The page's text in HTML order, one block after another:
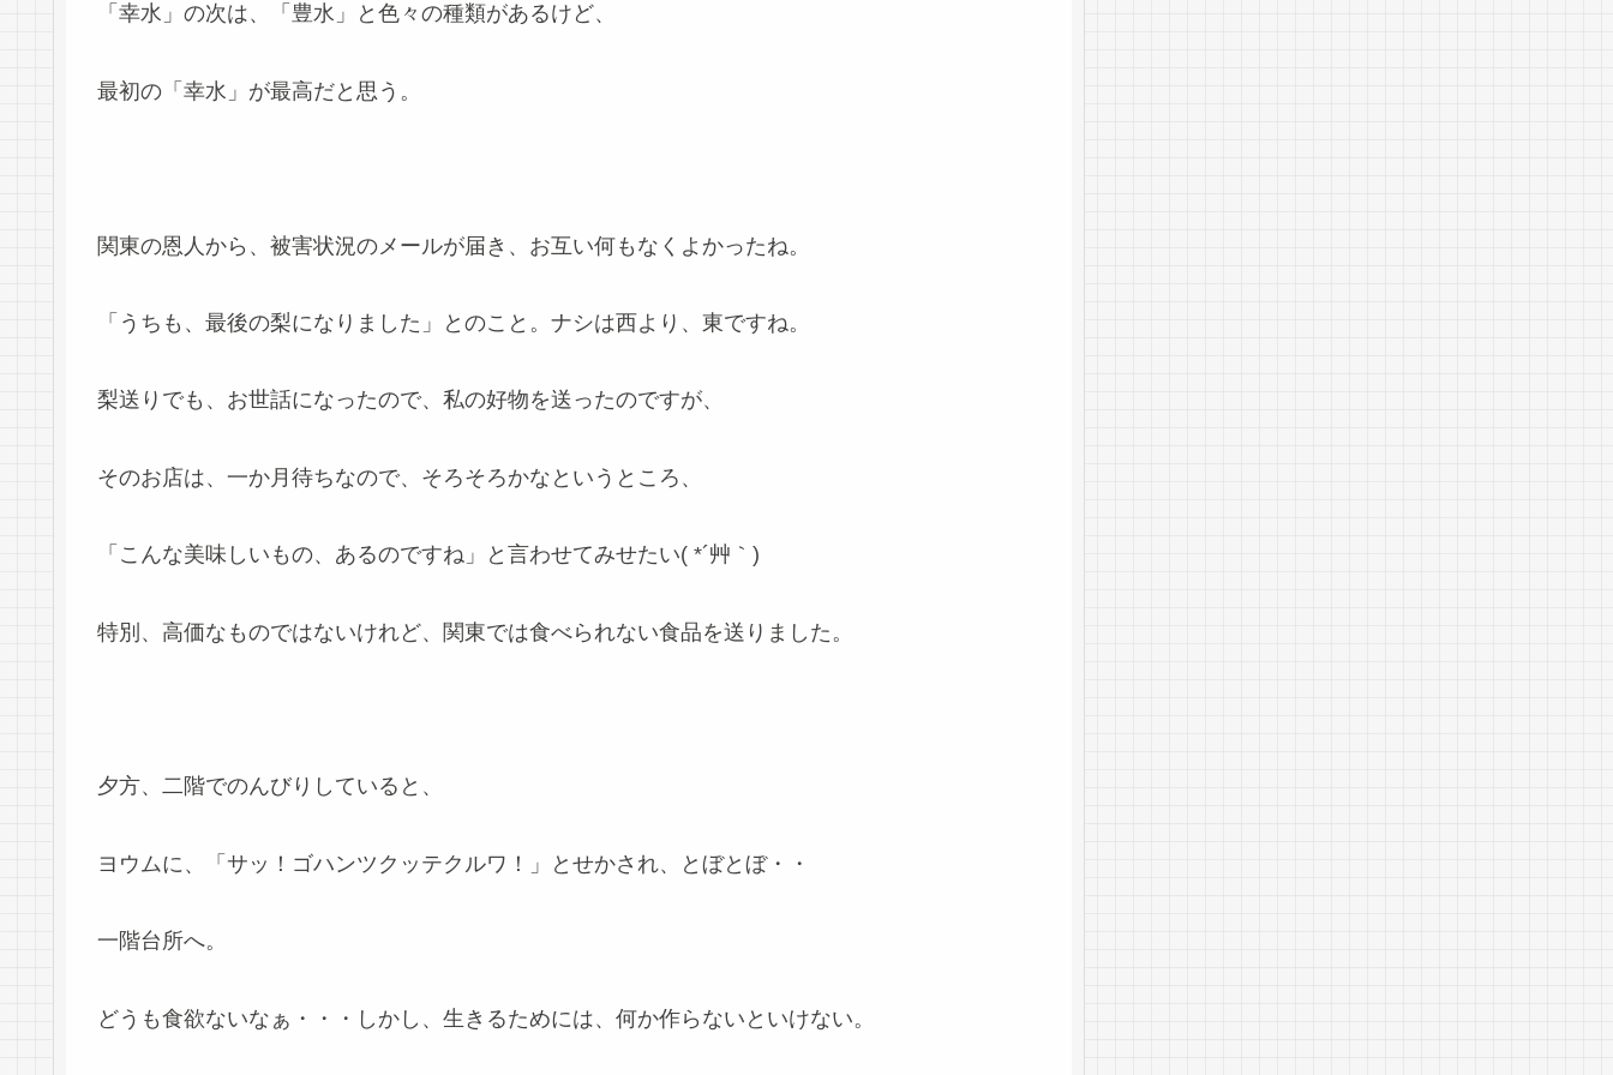
「幸水」の次は、「豊水」と色々の種類があるけど、
最初の「幸水」が最高だと思う。
関東の恩人から、被害状況のメールが届き、お互い何もなくよかったね。
「うちも、最後の梨になりました」とのこと。ナシは西より、東ですね。
梨送りでも、お世話になったので、私の好物を送ったのですが、
そのお店は、一か月待ちなので、そろそろかなというところ、
「こんな美味しいもの、あるのですね」と言わせてみせたい( *´艸｀)
特別、高価なものではないけれど、関東では食べられない食品を送りました。
夕方、二階でのんびりしていると、
ヨウムに、「サッ！ゴハンツクッテクルワ！」とせかされ、とぼとぼ・・
一階台所へ。
どうも食欲ないなぁ・・・しかし、生きるためには、何か作らないといけない。